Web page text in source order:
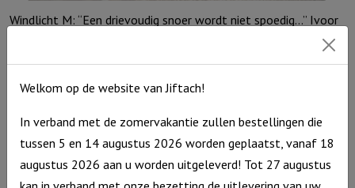
Windlicht M: “Een drievoudig snoer wordt niet spoedig…” Ivoor
Welkom op de website van Jiftach!
In verband met de zomervakantie zullen bestellingen die
tussen 5 en 14 augustus 2026 worden geplaatst, vanaf 18
augustus 2026 aan u worden uitgeleverd! Tot 27 augustus